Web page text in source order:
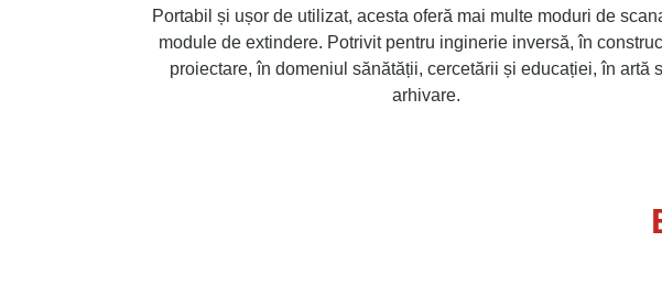
Portabil și ușor de utilizat, acesta oferă mai multe moduri de
module de extindere. Potrivit pentru inginerie inversă, în
proiectare, în domeniul sănătății, cercetării și educației, în artă
arhivare.